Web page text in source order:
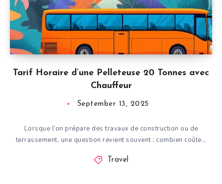
Tarif Horaire d’une Pelleteuse 20 Tonnes avec
Chauffeur
September 13, 2025
Lorsque l’on prépare des travaux de construction ou de
terrassement, une question revient souvent : combien coûte…
Travel